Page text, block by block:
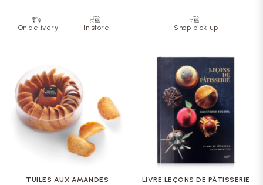
On delivery In store Shop pick-up
TUILES AUX AMANDES LIVRE LEÇONS DE PÂTISSERIE